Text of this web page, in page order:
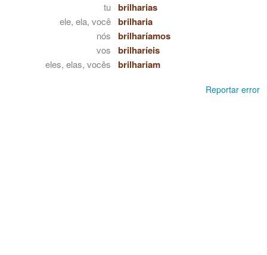
tu brilharias
ele, ela, você brilharia
nós brilharíamos
vos brilharíeis
eles, elas, vocês brilhariam
Reportar error